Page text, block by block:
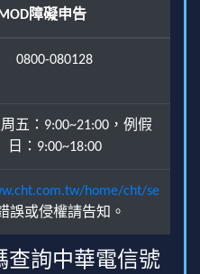
障礙申告
0800-080128
五：9:00~21:00，例假
日：9:00~18:00
home/cht/se
誤或侵權請告知。
查詢中華電信號